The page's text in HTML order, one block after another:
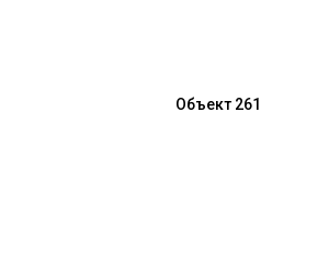
Объект 261